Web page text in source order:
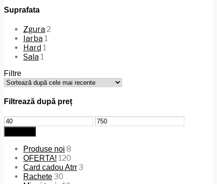
Suprafata
Zgura2
Iarba 1
Hard 1
Sala 1
Filtre
Filtrează după preț
Preț
minim
Preț
maxim
Produse noi 8
OFERTA! 120
Card cadou Atrr3
Rachete30